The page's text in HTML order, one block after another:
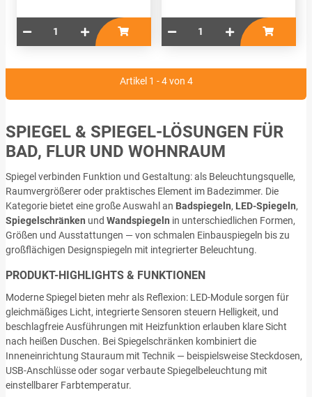
Artikel 1 - 4 von 4
SPIEGEL & SPIEGEL-LÖSUNGEN FÜR
BAD, FLUR UND WOHNRAUM
Spiegel verbinden Funktion und Gestaltung: als Beleuchtungsquelle,
Raumvergrößerer oder praktisches Element im Badezimmer. Die
Kategorie bietet eine große Auswahl an Badspiegeln, LED-Spiegeln,
Spiegelschränken und Wandspiegeln in unterschiedlichen Formen,
Größen und Ausstattungen — von schmalen Einbauspiegeln bis zu
großflächigen Designspiegeln mit integrierter Beleuchtung.
PRODUKT-HIGHLIGHTS & FUNKTIONEN
Moderne Spiegel bieten mehr als Reflexion: LED-Module sorgen für
gleichmäßiges Licht, integrierte Sensoren steuern Helligkeit, und
beschlagfreie Ausführungen mit Heizfunktion erlauben klare Sicht
nach heißen Duschen. Bei Spiegelschränken kombiniert die
Inneneinrichtung Stauraum mit Technik — beispielsweise Steckdosen,
USB-Anschlüsse oder sogar verbaute Spiegelbeleuchtung mit
einstellbarer Farbtemperatur.